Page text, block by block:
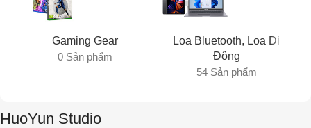
Gaming Gear
0 Sản phẩm
Loa Bluetooth, Loa Di
Động
54 Sản phẩm
HuoYun Studio